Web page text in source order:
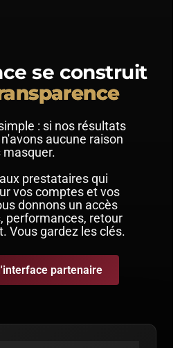
se construit
: si nos résultats
aucune raison
masquer.
prestataires qui
vos comptes et vos
donnons un accès
performances, retour
Vous gardez les clés.
partenaire